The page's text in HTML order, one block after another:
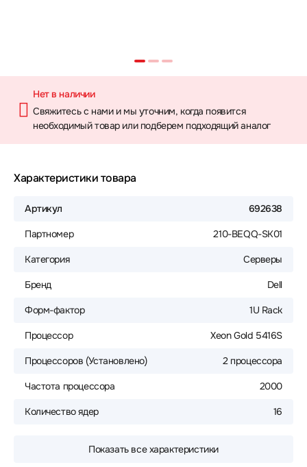
Нет в наличии
Свяжитесь с нами и мы уточним, когда появится
необходимый товар или подберем подходящий аналог
Характеристики товара
Артикул 692638
Партномер 210-BEQQ-SK01
Категория Серверы
Бренд Dell
Форм-фактор 1U Rack
Процессор Xeon Gold 5416S
Процессоров (Установлено) 2 процессора
Частота процессора 2000
Количество ядер 16
Показать все характеристики